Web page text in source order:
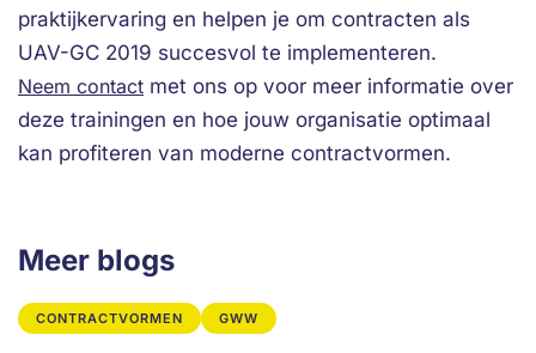
praktijkervaring en helpen je om contracten als
UAV-GC 2019 succesvol te implementeren.
Neem contact met ons op voor meer informatie over
deze trainingen en hoe jouw organisatie optimaal
kan profiteren van moderne contractvormen.
Meer blogs
CONTRACTVORMEN GWW